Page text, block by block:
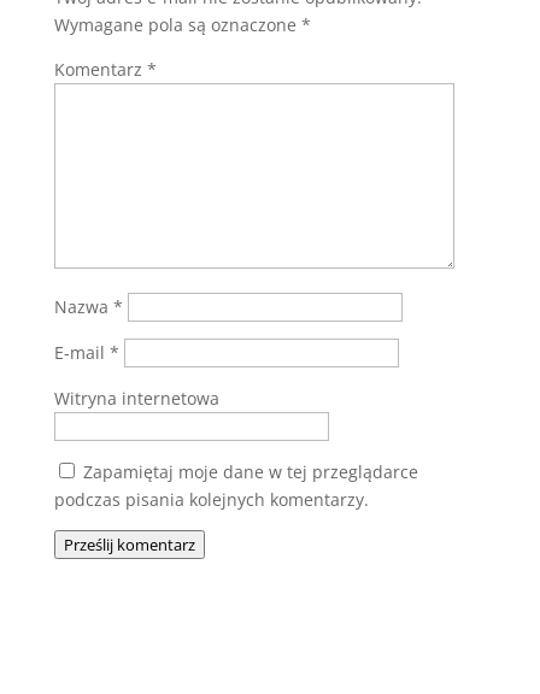
Wymagane pola są oznaczone *
Komentarz *
Nazwa *
E-mail *
Witryna internetowa
Zapamiętaj moje dane w tej przeglądarce
podczas pisania kolejnych komentarzy.
Prześlij komentarz